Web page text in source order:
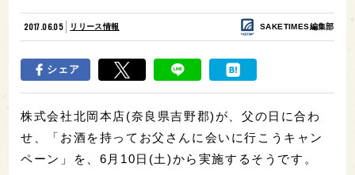
2017.06.05 リリース情報 SAKETIMES編集部
シェア
株式会社北岡本店(奈良県吉野郡)が、父の日に合わ
せ、「お酒を持ってお父さんに会いに行こうキャン
ペーン」を、6月10日(土)から実施するそうです。